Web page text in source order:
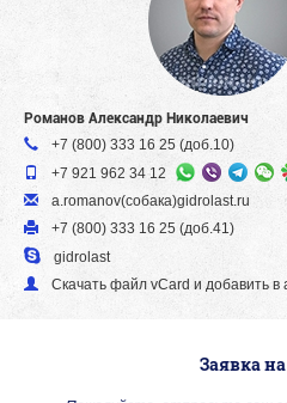
Романов Александр Николаевич
+7 (800) 333 16 25 (доб.10)
+7 921 962 34 12
a.romanov(собака)gidrolast.ru
+7 (800) 333 16 25 (доб.41)
gidrolast
Скачать файл vСard и добавить в
Заявка